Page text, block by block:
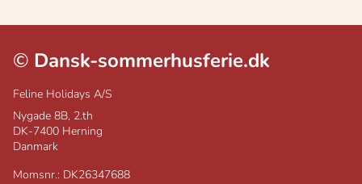
© Dansk-sommerhusferie.dk
Feline Holidays A/S
Nygade 8B, 2.th
DK-7400 Herning
Danmark
Momsnr.: DK26347688